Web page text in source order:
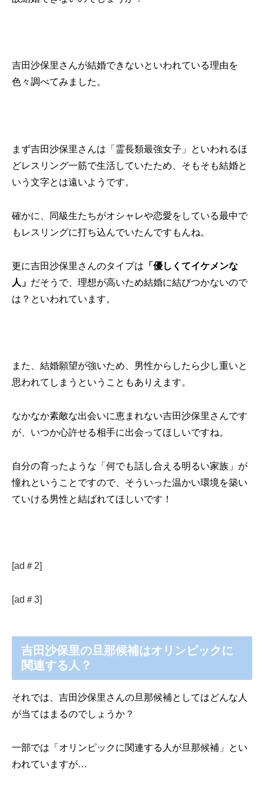
吉田沙保里さんが結婚できないといわれている理由を
色々調べてみました。
まず吉田沙保里さんは「霊長類最強女子」といわれるほ
どレスリング一筋で生活していたため、そもそも結婚と
いう文字とは遠いようです。
確かに、同級生たちがオシャレや恋愛をしている最中で
もレスリングに打ち込んでいたんですもんね。
更に吉田沙保里さんのタイプは 「優しくてイケメンな
人」 だそうで、理想が高いため結婚に結びつかないので
は？といわれています。
また、結婚願望が強いため、男性からしたら少し重いと
思われてしまうということもありえます。
なかなか素敵な出会いに恵まれない吉田沙保里さんです
が、いつか心許せる相手に出会ってほしいですね。
自分の育ったような「何でも話し合える明るい家族」が
憧れということですので、そういった温かい環境を築い
ていける男性と結ばれてほしいです！
[ad＃2]
[ad＃3]
吉田沙保里の旦那候補はオリンピックに
関連する人？
それでは、吉田沙保里さんの旦那候補としてはどんな人
が当てはまるのでしょうか？
一部では「オリンピックに関連する人が旦那候補」とい
われていますが…